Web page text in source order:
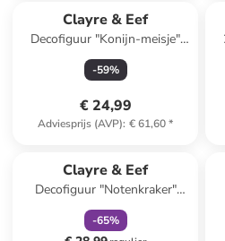
Clayre & Eef
Decofiguur "Konijn-meisje"
wit - (B)15 x (H)37 x (D)13 cm
-59%
€ 24,99
Adviesprijs (AVP): € 61,60*
Clayre & Eef
Decofiguur "Notenkraker"
goudkleurig - (H)40 cm
-65%